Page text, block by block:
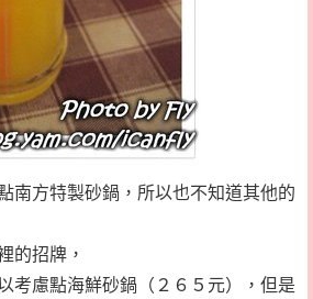
南方特製砂鍋，所以也不知道其他的
的招牌，
考慮點海鮮砂鍋（２６５元），但是